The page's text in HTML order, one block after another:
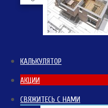
КАЛЬКУЛЯТОР
АКЦИИ
СВЯЖИТЕСЬ С НАМИ